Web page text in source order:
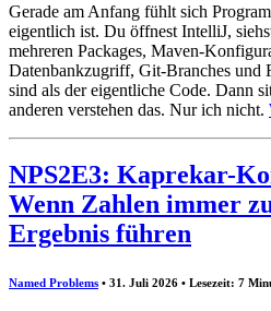
Gerade am Anfang fühlt sich
eigentlich ist. Du öffnest IntelliJ,
mehreren Packages, Maven-
Datenbankzugriff, Git-Branches und
sind als der eigentliche Code. Dann
anderen verstehen das. Nur ich nicht.
NPS2E3: Kaprekar-
Wenn Zahlen immer
Ergebnis führen
Named Problems • 31. Juli 2026 • Lesezeit: 7